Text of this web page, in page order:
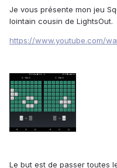
Je vous présente mon jeu
lointain cousin de LightsOut.
https://www.youtube.com/
Le but est de passer toutes